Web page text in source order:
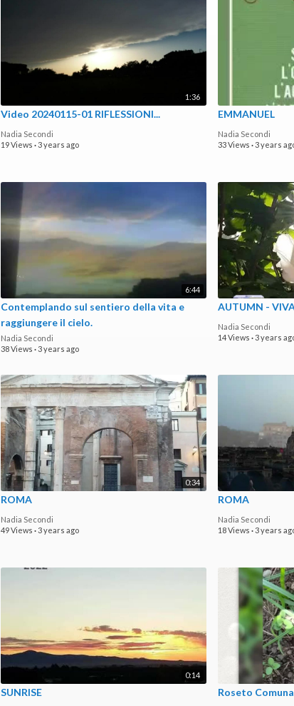
1:36
Video 20240115-01 RIFLESSIONI...
Nadia Secondi
19 Views ·3 years ago
EMMANUEL
Nadia Secondi
33 Views ·3 years
6:44
Contemplando sul sentiero della vita e
raggiungere il cielo.
Nadia Secondi
38 Views ·3 years ago
AUTUMN -
Nadia Secondi
14 Views ·3 years
0:34
ROMA
Nadia Secondi
49 Views ·3 years ago
ROMA
Nadia Secondi
18 Views ·3 years
0:14
SUNRISE Roseto